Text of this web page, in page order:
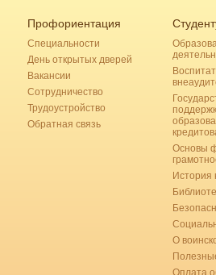
Профориентация
Специальности
День открытых дверей
Вакансии
Сотрудничество
Трудоустройство
Обратная связь
Основы
История
О
Оплата